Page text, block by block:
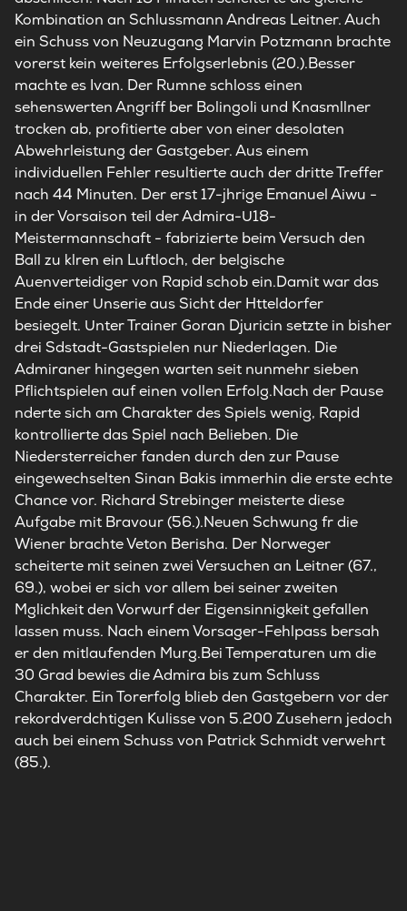
Kombination an Schlussmann Andreas Leitner. Auch
ein Schuss von Neuzugang Marvin Potzmann brachte
vorerst kein weiteres Erfolgserlebnis (20.).Besser
machte es Ivan. Der Rumne schloss einen
sehenswerten Angriff ber Bolingoli und Knasmllner
trocken ab, profitierte aber von einer desolaten
Abwehrleistung der Gastgeber. Aus einem
individuellen Fehler resultierte auch der dritte Treffer
nach 44 Minuten. Der erst 17-jhrige Emanuel Aiwu -
in der Vorsaison teil der Admira-U18-
Meistermannschaft - fabrizierte beim Versuch den
Ball zu klren ein Luftloch, der belgische
Auenverteidiger von Rapid schob ein.Damit war das
Ende einer Unserie aus Sicht der Htteldorfer
besiegelt. Unter Trainer Goran Djuricin setzte in bisher
drei Sdstadt-Gastspielen nur Niederlagen. Die
Admiraner hingegen warten seit nunmehr sieben
Pflichtspielen auf einen vollen Erfolg.Nach der Pause
nderte sich am Charakter des Spiels wenig, Rapid
kontrollierte das Spiel nach Belieben. Die
Niedersterreicher fanden durch den zur Pause
eingewechselten Sinan Bakis immerhin die erste echte
Chance vor. Richard Strebinger meisterte diese
Aufgabe mit Bravour (56.).Neuen Schwung fr die
Wiener brachte Veton Berisha. Der Norweger
scheiterte mit seinen zwei Versuchen an Leitner (67.,
69.), wobei er sich vor allem bei seiner zweiten
Mglichkeit den Vorwurf der Eigensinnigkeit gefallen
lassen muss. Nach einem Vorsager-Fehlpass bersah
er den mitlaufenden Murg.Bei Temperaturen um die
30 Grad bewies die Admira bis zum Schluss
Charakter. Ein Torerfolg blieb den Gastgebern vor der
rekordverdchtigen Kulisse von 5.200 Zusehern jedoch
auch bei einem Schuss von Patrick Schmidt verwehrt
(85.).